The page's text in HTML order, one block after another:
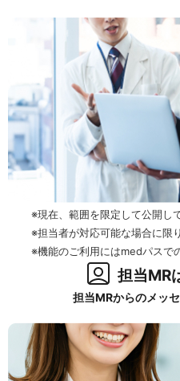
※現在、範囲を限定して公開し
※担当者が対応可能な場合に限
※機能のご利用にはmedパスで
担当MR
担当MRからのメッ